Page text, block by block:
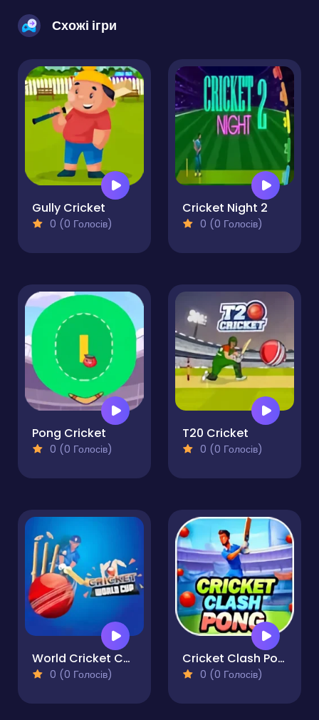
Схожі ігри
Gully Cricket
0 (0 Голосів)
Cricket Night 2
0 (0 Голосів)
Pong Cricket
0 (0 Голосів)
T20 Cricket
0 (0 Голосів)
World Cricket Champ
0 (0 Голосів)
Cricket Clash Pong
0 (0 Голосів)